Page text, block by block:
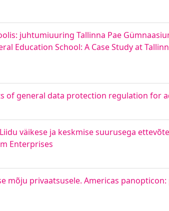
juhtumiuuring Tallinna Pae
Education School: A Case Study at
of general data protection regulation for
väikese ja keskmise suurusega
Enterprises
privaatsusele. Americas panopticon: